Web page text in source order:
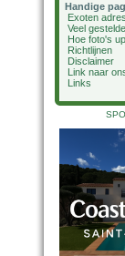
Handige
Exoten
Veel
Hoe foto's
Richtlijnen
Disclaimer
Link naar
Links